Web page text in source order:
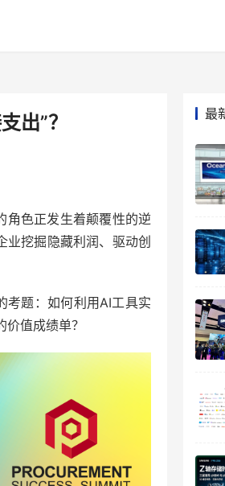
出”？
角色正发生着颠覆性的逆
挖掘隐藏利润、驱动创
考题：如何利用AI工具实
值成绩单？
最